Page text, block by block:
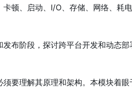
顿、启动、I/O、存储、网络、耗
发布阶段 ， 探讨跨平台开发和动态
要理解其原理和架构。本模块着